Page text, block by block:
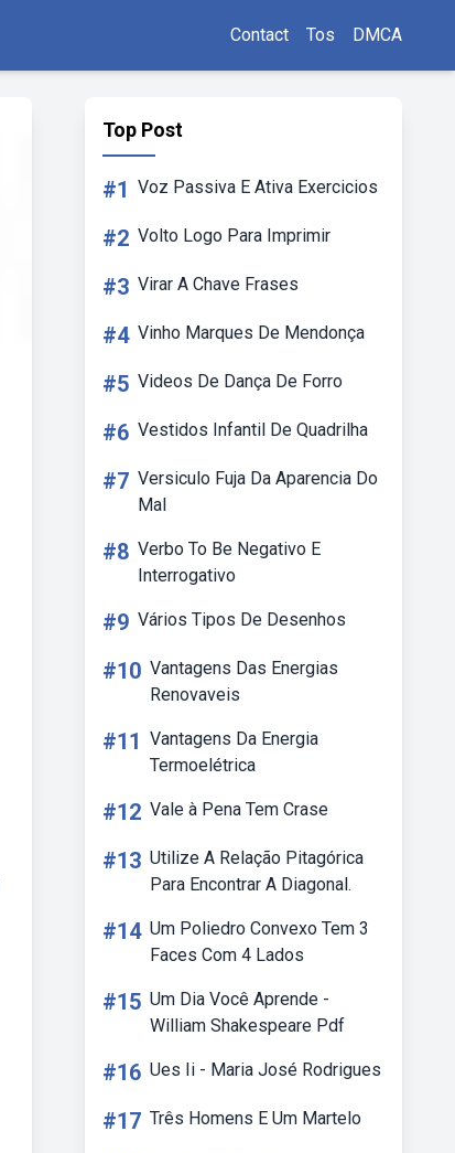
Contact Tos DMCA
Top Post
#1 Voz Passiva E Ativa Exercicios
#2 Volto Logo Para Imprimir
#3 Virar A Chave Frases
#4 Vinho Marques De Mendonça
#5 Videos De Dança De Forro
#6 Vestidos Infantil De Quadrilha
#7 Versiculo Fuja Da Aparencia Do
Mal
#8 Verbo To Be Negativo E
Interrogativo
#9 Vários Tipos De Desenhos
#10 Vantagens Das Energias
Renovaveis
#11 Vantagens Da Energia
Termoelétrica
#12 Vale à Pena Tem Crase
#13 Utilize A Relação Pitagórica
Para Encontrar A Diagonal.
#14 Um Poliedro Convexo Tem 3
Faces Com 4 Lados
#15 Um Dia Você Aprende -
William Shakespeare Pdf
#16 Ues Ii - Maria José Rodrigues
#17 Três Homens E Um Martelo